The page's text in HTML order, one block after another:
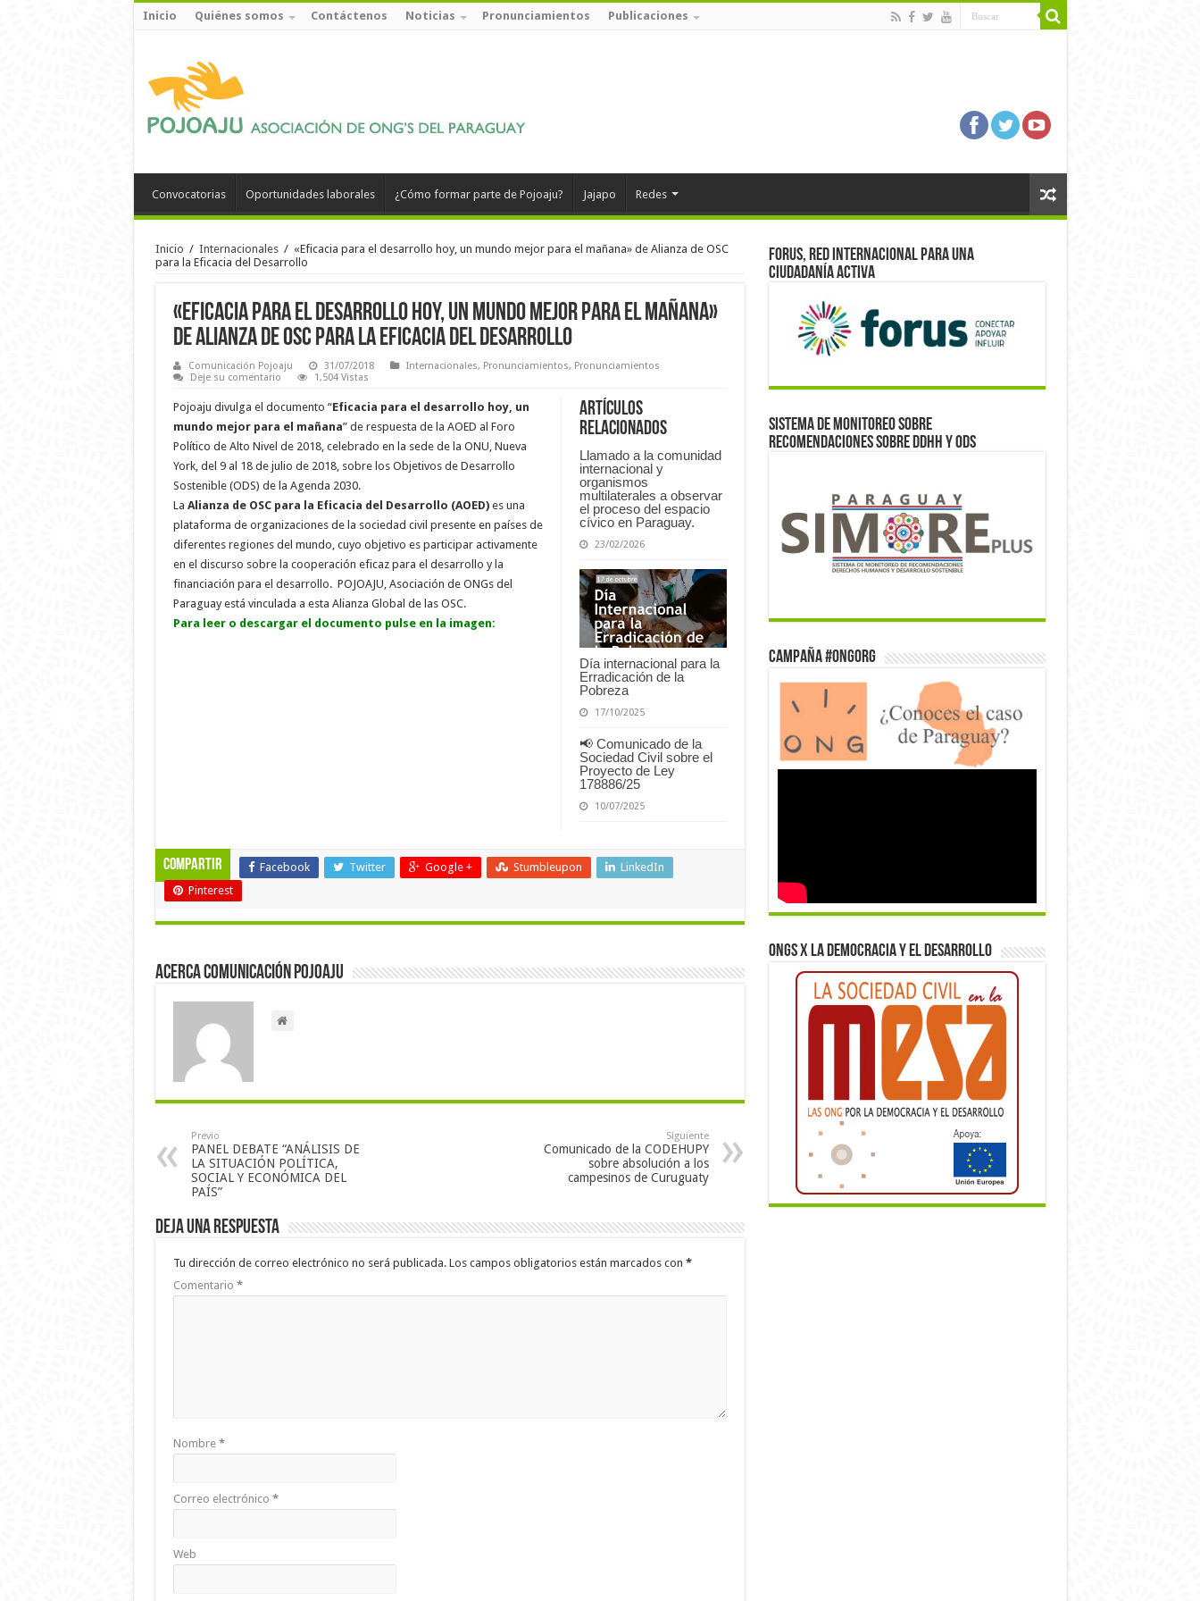
Inicio Quiénes somos Contáctenos Noticias Pronunciamientos Publicaciones
Convocatorias Oportunidades laborales ¿Cómo formar parte de Pojoaju? Jajapo Redes
Inicio / Internacionales / «Eficacia para el desarrollo hoy, un mundo mejor para el mañana» de Alianza de OSC
para la Eficacia del Desarrollo
«Eficacia para el desarrollo hoy, un mundo mejor para el mañana»
de Alianza de OSC para la Eficacia del Desarrollo
Comunicación Pojoaju 31/07/2018 Internacionales, Pronunciamientos, Pronunciamientos
Deje su comentario
1,504 Vistas
Artículos
relacionados
Llamado a la comunidad
internacional y
organismos
multilaterales a observar
el proceso del espacio
cívico en Paraguay.
23/02/2026
Día internacional para la
Erradicación de la
Pobreza
17/10/2025
📢 Comunicado de la
Sociedad Civil sobre el
Proyecto de Ley
178886/25
10/07/2025
Pojoaju divulga el documento “Eficacia para el desarrollo hoy, un
mundo mejor para el mañana” de respuesta de la AOED al Foro
Político de Alto Nivel de 2018, celebrado en la sede de la ONU, Nueva
York, del 9 al 18 de julio de 2018, sobre los Objetivos de Desarrollo
Sostenible (ODS) de la Agenda 2030.
La Alianza de OSC para la Eficacia del Desarrollo (AOED)es una
plataforma de organizaciones de la sociedad civil presente en países de
diferentes regiones del mundo, cuyo objetivo es participar activamente
en el discurso sobre la cooperación eficaz para el desarrollo y la
financiación para el desarrollo. POJOAJU, Asociación de ONGs del
Paraguay está vinculada a esta Alianza Global de las OSC.
Para leer o descargar el documento pulse en la imagen:
Compartir Facebook Twitter Google + Stumbleupon
LinkedIn
Pinterest
Acerca Comunicación Pojoaju
Previo
PANEL DEBATE “ANÁLISIS DE
LA SITUACIÓN POLÍTICA,
SOCIAL Y ECONÓMICA DEL
PAÍS”
Siguiente
Comunicado de la CODEHUPY
sobre absolución a los
campesinos de Curuguaty
Deja una respuesta
Tu dirección de correo electrónico no será publicada. Los campos obligatorios están marcados con *
Comentario *
Nombre *
Correo electrónico *
Web
Forus, red internacional para una
ciudadanía activa
Sistema de monitoreo sobre
recomendaciones sobre DDHH y ODS
Campaña #ONGorg
ONGs x la democracia y el desarrollo